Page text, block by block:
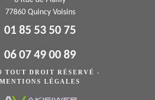
77860 Quincy Voisins
01 85 53 50 75
06 07 49 00 89
TOUT DROIT RÉSERVÉ -
MENTIONS LÉGALES